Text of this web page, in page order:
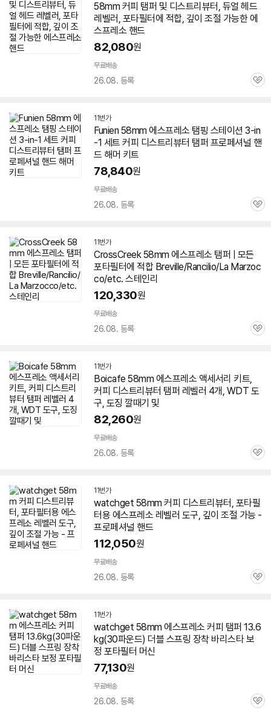
58mm 커피 탬퍼 및 디스트리뷰터, 듀얼 헤드
레벨러, 포타필터에 적합, 깊이 조절 가능한에
스프레소 핸드
82,080원
무료배송
26.08. 등록
관
11번가
Funien 58mm 에스프레소 탬핑 스테이션 3-in
-1 세트 커피 디스트리뷰터 탬퍼 프로페셔널 핸
드 해머 키트
78,840원
무료배송
26.08. 등록
관
11번가
CrossCreek58mm 에스프레소 탬퍼 | 모든
포타필터에 적합 Breville/Rancilio/La Marzoc
co/etc. 스테인리
120,330원
무료배송
26.08. 등록
관
11번가
Boicafe 58mm 에스프레소 액세서리 키트,
커피 디스트리뷰터 탬퍼 레벨러 4개, WDT 도
구, 도징 깔때기 및
82,260원
무료배송
26.08. 등록
관
11번가
watchget 58mm 커피 디스트리뷰터, 포타필
터용 에스프레소 레벨러 도구, 깊이 조절 가능 -
프로페셔널 핸드
112,050원
무료배송
26.08. 등록
관
11번가
watchget 58mm 에스프레소 커피 탬퍼 13.6
kg(30파운드) 더블 스프링 장착 바리스타 보
정 포타필터 머신
77,130원
무료배송
26.08. 등록
관